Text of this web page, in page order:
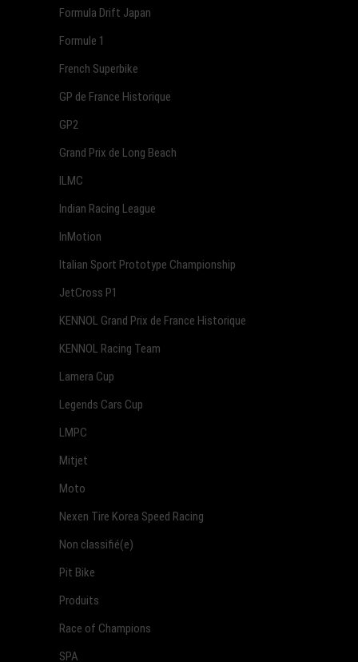
Formula Drift Japan
Formule 1
French Superbike
GP de France Historique
GP2
Grand Prix de Long Beach
ILMC
Indian Racing League
InMotion
Italian Sport Prototype Championship
JetCross P1
KENNOL Grand Prix de France Historique
KENNOL Racing Team
Lamera Cup
Legends Cars Cup
LMPC
Mitjet
Moto
Nexen Tire Korea Speed Racing
Non classifié(e)
Pit Bike
Produits
Race of Champions
SPA